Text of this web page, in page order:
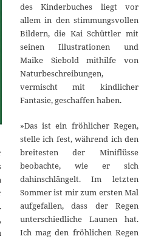
des Kinderbuches liegt vor
allem in den stimmungsvollen
Bildern, die Kai Schüttler mit
seinen Illustrationen und
Maike Siebold mithilfe von
Naturbeschreibungen,
vermischt mit kindlicher
Fantasie, geschaffen haben.
»Das ist ein fröhlicher Regen,
stelle ich fest, während ich den
breitesten der Miniflüsse
beobachte, wie er sich
dahinschlängelt. Im letzten
Sommer ist mir zum ersten Mal
aufgefallen, dass der Regen
unterschiedliche Launen hat.
Ich mag den fröhlichen Regen